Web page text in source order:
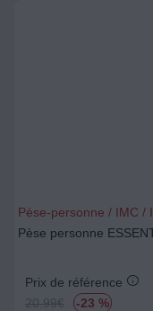
Pèse-personne / IMC /
Pèse personne
Prix de référence
20.99€ -23 %